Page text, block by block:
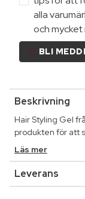
alla
och mycket
BLI
Beskrivning
Hair Styling Gel
produkten för att
Läs mer
Leverans